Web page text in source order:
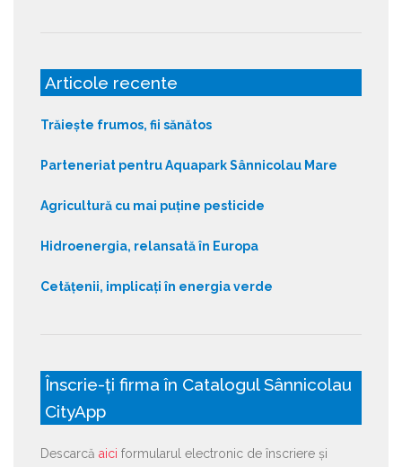
Articole recente
Trăiește frumos, fii sănătos
Parteneriat pentru Aquapark Sânnicolau Mare
Agricultură cu mai puține pesticide
Hidroenergia, relansată în Europa
Cetățenii, implicați în energia verde
Înscrie-ți firma în Catalogul Sânnicolau
CityApp
Descarcă aici formularul electronic de înscriere și